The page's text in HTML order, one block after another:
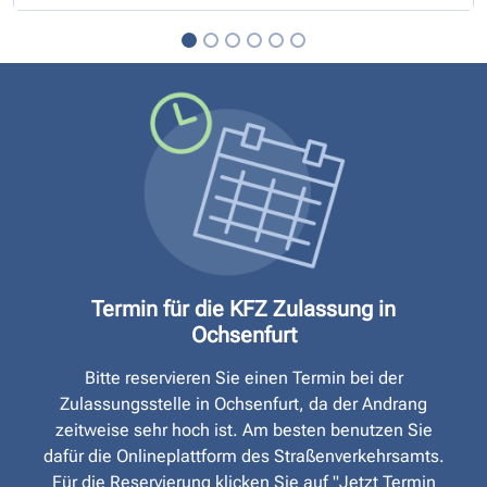
Termin für die KFZ Zulassung in
Ochsenfurt
Bitte reservieren Sie einen Termin bei der
Zulassungsstelle in Ochsenfurt, da der Andrang
zeitweise sehr hoch ist. Am besten benutzen Sie
dafür die Onlineplattform des Straßen­verkehrsamts.
Für die Reservierung klicken Sie auf "Jetzt Termin